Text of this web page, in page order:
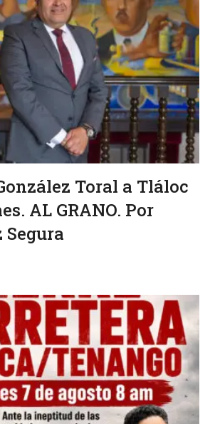
Toral a Tláloc
AL GRANO. Por
Segura